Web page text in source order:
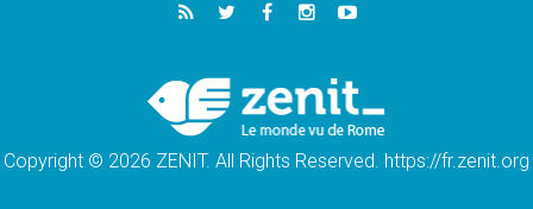
Préparatifs des JMJ 2027 à Séoul: «c'est
Chrétiens et confucéens: respect et sagesse
pour relever les «défis urgents»
Copyright © 2026 ZENIT. All Rights Reserved. https://fr.zenit.org